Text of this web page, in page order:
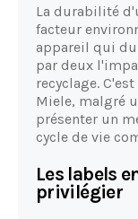
La durabilité
facteur
appareil qui
par deux
recyclage.
Miele, malgré
présenter un
cycle de vie
Les labels
privilégier